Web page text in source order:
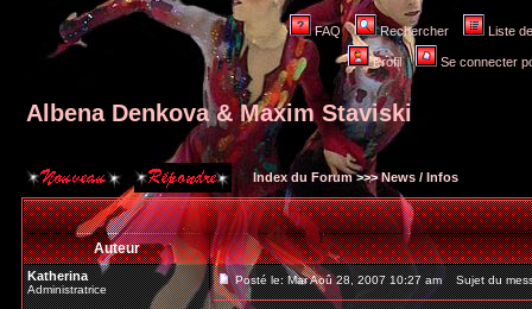
FAQ Rechercher Liste
Profil Se connecter
Albena Denkova & Maxim Staviski
Index du Forum>>>News / Infos
Auteur
Katherina
Administratrice
Posté le: Mar Aoû 28, 2007 10:27 am Sujet du